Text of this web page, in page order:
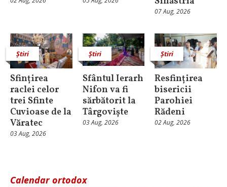
07 Aug, 2026
Știri
Sfințirea
raclei celor
trei Sfinte
Cuvioase de la
Văratec
03 Aug, 2026
Știri
Sfântul Ierarh
Nifon va fi
sărbătorit la
Târgoviște
03 Aug, 2026
Știri
Resfințirea
bisericii
Parohiei
Rădeni
02 Aug, 2026
Calendar ortodox